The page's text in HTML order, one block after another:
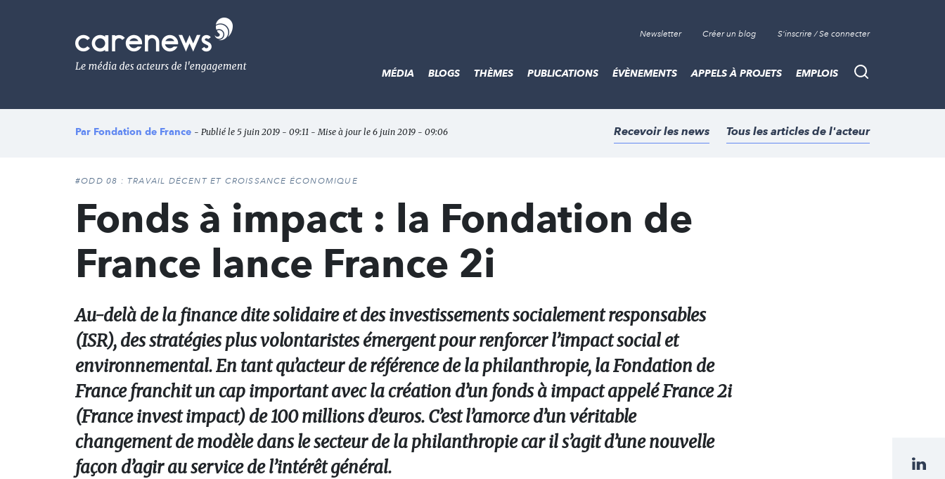
Le
média
de
l'engagement
Newsletter Créer un blog S'inscrire / Se connecter
Recherche
MÉDIA BLOGS THÈMES PUBLICATIONS ÉVÈNEMENTS APPELS À PROJETS EMPLOIS
Par Fondation de France - Publié le 5 juin 2019 - 09:11 - Mise à jour le 6 juin 2019 - 09:06 Recevoir les news Tous les articles de l'acteur
#ODD 08 : TRAVAIL DÉCENT ET CROISSANCE ÉCONOMIQUE
Fonds à impact : la Fondation de
France lance France 2i
Au-delà de la finance dite solidaire et des investissements socialement responsables
(ISR), des stratégies plus volontaristes émergent pour renforcer l’impact social et
environnemental. En tant qu’acteur de référence de la philanthropie, la Fondation de
France franchit un cap important avec la création d’un fonds à impact appelé France 2i
(France invest impact) de 100 millions d’euros. C’est l’amorce d’un véritable
changement de modèle dans le secteur de la philanthropie car il s’agit d’une nouvelle
façon d’agir au service de l’intérêt général.